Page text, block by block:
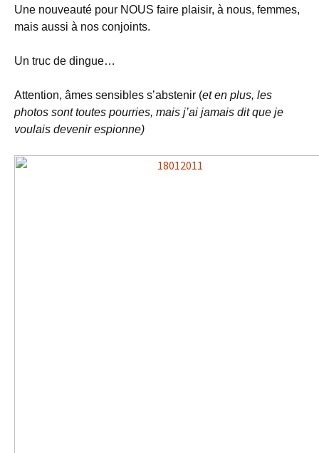
Une nouveauté pour NOUS faire plaisir, à nous, femmes,
mais aussi à nos conjoints.
Un truc de dingue…
Attention, âmes sensibles s’abstenir (et en plus, les
photos sont toutes pourries, mais j’ai jamais dit que je
voulais devenir espionne)